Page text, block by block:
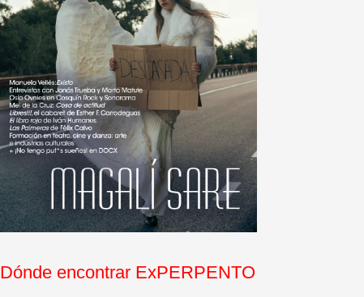
Dónde encontrar ExPERPENTO